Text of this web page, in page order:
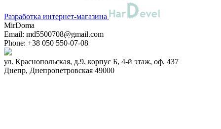
Разработка интернет-магазина
MirDoma
Email: md5500708@gmail.com
Phone: +38 050 550-07-08
ул. Краснопольская, д.9, корпус Б, 4-й этаж, оф. 437
Днепр, Днепропетровская 49000